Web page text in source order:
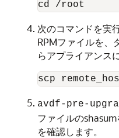
cd /root
次のコマンドを実
RPMファイルを、
らアプライアンス
scp
avdf-pre-
ファイルの
を確認します。